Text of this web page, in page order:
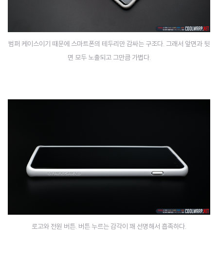
범퍼 케이스이기 때문에 스마트폰의 테두리만 감싸는 구조다. 그래서 앞면과 뒷
면 모두 노출되고 그만큼 가볍다.
로고와 전원 버튼. 버튼 누르는 감각이 꽤 선명해서 흡족하다.